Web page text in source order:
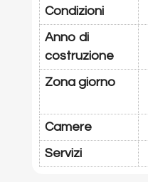
Condizioni
Anno di
costruzione
Zona giorno
Camere
Servizi